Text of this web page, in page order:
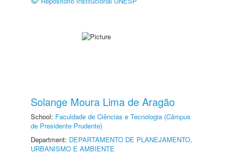
Solange Moura Lima de Aragão
School: Faculdade de Ciências e Tecnologia (Câmpus
de Presidente Prudente)
Department: DEPARTAMENTO DE PLANEJAMENTO,
URBANISMO E AMBIENTE